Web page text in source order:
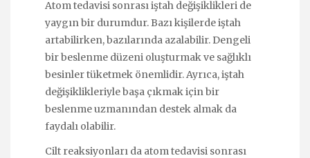
Atom tedavisi sonrası iştah değişiklikleri de
yaygın bir durumdur. Bazı kişilerde iştah
artabilirken, bazılarında azalabilir. Dengeli
bir beslenme düzeni oluşturmak ve sağlıklı
besinler tüketmek önemlidir. Ayrıca, iştah
değişiklikleriyle başa çıkmak için bir
beslenme uzmanından destek almak da
faydalı olabilir.
Cilt reaksiyonları da atom tedavisi sonrası